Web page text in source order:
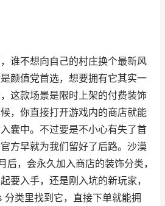
谁不想向自己的村庄换个最新风
颜值党首选，想要拥有它其实一
这款场景是限时上架的付费装饰
，你直接打开游戏内的商店就能
囊中。不过要是不小心有失了首
方早就为我们留好了后路。沙漠
后，会永久加入商店的装饰分类，
要入手，还是刚入坑的新玩家，
类里找到它，直接下单就能拥